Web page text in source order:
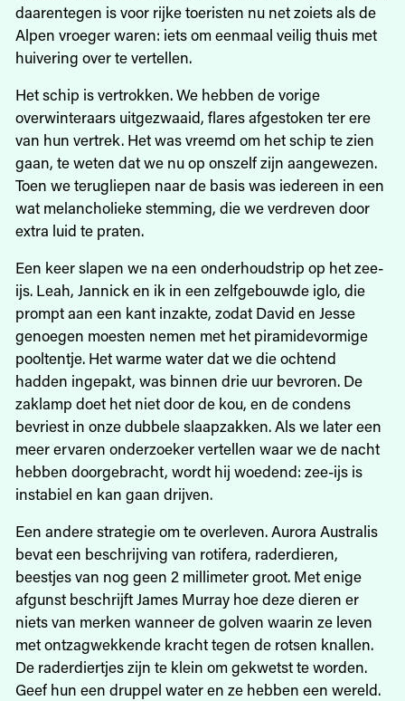
daarentegen is voor rijke toeristen nu net zoiets als de
Alpen vroeger waren: iets om eenmaal veilig thuis met
huivering over te vertellen.
Het schip is vertrokken. We hebben de vorige
overwinteraars uitgezwaaid, flares afgestoken ter ere
van hun vertrek. Het was vreemd om het schip te zien
gaan, te weten dat we nu op onszelf zijn aangewezen.
Toen we terugliepen naar de basis was iedereen in een
wat melancholieke stemming, die we verdreven door
extra luid te praten.
Een keer slapen we na een onderhoudstrip op het zee-
ijs. Leah, Jannick en ik in een zelfgebouwde iglo, die
prompt aan een kant inzakte, zodat David en Jesse
genoegen moesten nemen met het piramidevormige
pooltentje. Het warme water dat we die ochtend
hadden ingepakt, was binnen drie uur bevroren. De
zaklamp doet het niet door de kou, en de condens
bevriest in onze dubbele slaapzakken. Als we later een
meer ervaren onderzoeker vertellen waar we de nacht
hebben doorgebracht, wordt hij woedend: zee-ijs is
instabiel en kan gaan drijven.
Een andere strategie om te overleven. Aurora Australis
bevat een beschrijving van rotifera, raderdieren,
beestjes van nog geen 2 millimeter groot. Met enige
afgunst beschrijft James Murray hoe deze dieren er
niets van merken wanneer de golven waarin ze leven
met ontzagwekkende kracht tegen de rotsen knallen.
De raderdiertjes zijn te klein om gekwetst te worden.
Geef hun een druppel water en ze hebben een wereld.